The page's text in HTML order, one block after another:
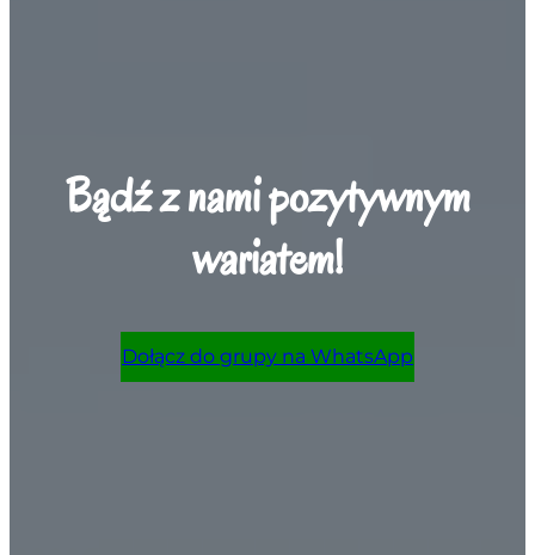
Bądź z nami pozytywnym
wariatem!
Dołącz do grupy na WhatsApp